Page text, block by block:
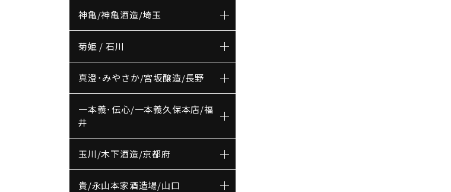
神亀/神亀酒造/埼玉
菊姫 / 石川
真澄･みやさか/宮坂醸造/長野
一本義･伝心/一本義久保本店/福
井
玉川/木下酒造/京都府
貴/永山本家酒造場/山口